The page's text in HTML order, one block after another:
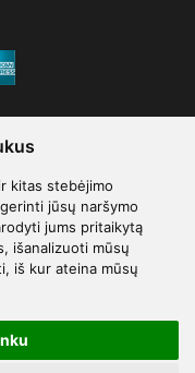
kitas stebėjimo
jūsų naršymo
jums pritaikytą
išanalizuoti mūsų
iš kur ateina mūsų
16cm (1 pkt / 18 pc.)
€708
svetainės turinį be autorių